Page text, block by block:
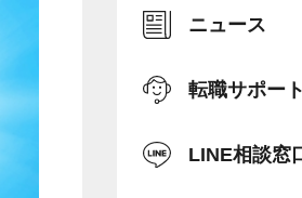
ニュース
転職サポート
LINE相談窓